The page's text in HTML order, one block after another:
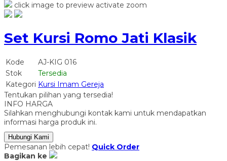
click image to preview activate zoom
Set Kursi Romo Jati Klasik
Kode
AJ-KIG 016
Stok
Tersedia
Kategori Kursi Imam Gereja
Tentukan pilihan yang tersedia!
INFO HARGA
Silahkan menghubungi kontak kami untuk mendapatkan
informasi harga produk ini.
Hubungi Kami
Pemesanan lebih cepat! Quick Order
Bagikan ke